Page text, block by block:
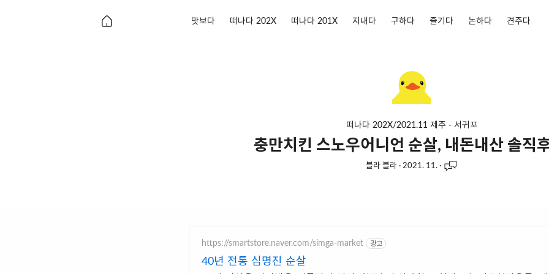
맛보다 떠나다 202X 떠나다 201X 지내다 구하다 즐기다 논하다 견주다
떠나다 202X/2021.11 제주 - 서귀포
충만치킨 스노우어니언 순살, 내돈내산 솔직
블라 블라 · 2021. 11. ·
https://smartstore.naver.com/simga-market 광고
40년 전통 심명진 순살